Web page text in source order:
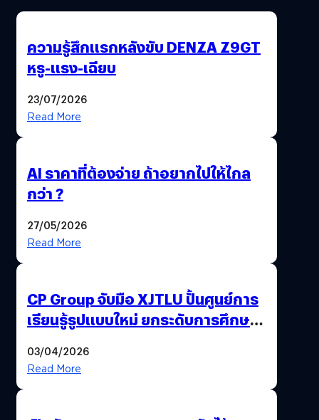
ความรู้สึกแรกหลังขับ DENZA Z9GT
หรู-แรง-เฉียบ
23/07/2026
Read More
AI ราคาที่ต้องจ่าย ถ้าอยากไปให้ไกล
กว่า ?
27/05/2026
Read More
CP Group จับมือ XJTLU ปั้นศูนย์การ
เรียนรู้รูปแบบใหม่ ยกระดับการศึกษา
03/04/2026
Read More